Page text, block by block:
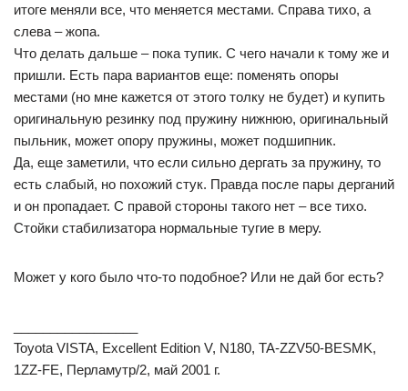
итоге меняли все, что меняется местами. Справа тихо, а
слева – жопа.
Что делать дальше – пока тупик. С чего начали к тому же и
пришли. Есть пара вариантов еще: поменять опоры
местами (но мне кажется от этого толку не будет) и купить
оригинальную резинку под пружину нижнюю, оригинальный
пыльник, может опору пружины, может подшипник.
Да, еще заметили, что если сильно дергать за пружину, то
есть слабый, но похожий стук. Правда после пары дерганий
и он пропадает. С правой стороны такого нет – все тихо.
Стойки стабилизатора нормальные тугие в меру.
Может у кого было что-то подобное? Или не дай бог есть?
Toyota VISTA, Excellent Edition V, N180, TA-ZZV50-BESMK,
1ZZ-FE, Перламутр/2, май 2001 г.